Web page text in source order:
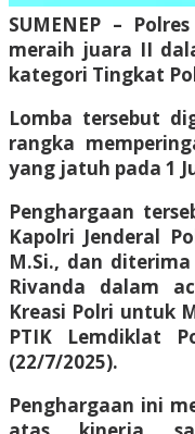
SUMENEP –
meraih juara II
kategori Tingkat
Lomba tersebut
rangka
yang jatuh pada 1
Penghargaan
Kapolri Jenderal
M.Si., dan diterima
Rivanda dalam
Kreasi Polri untuk
PTIK Lemdiklat
(22/7/2025).
Penghargaan ini